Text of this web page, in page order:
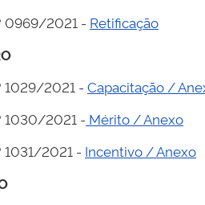
0969/2021 - Retificação
1029/2021 - Capacitação /
1030/2021 - Mérito / Anexo
1031/2021 - Incentivo / Anexo